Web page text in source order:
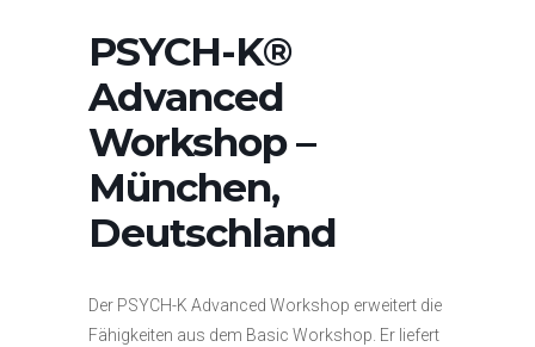
PSYCH-K®
Advanced
Workshop –
München,
Deutschland
Der PSYCH-K Advanced Workshop erweitert die
Fähigkeiten aus dem Basic Workshop. Er liefert